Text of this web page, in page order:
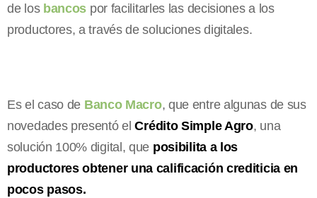
de los bancos por facilitarles las decisiones a los
productores, a través de soluciones digitales.
Es el caso de Banco Macro, que entre algunas de sus
novedades presentó el Crédito Simple Agro, una
solución 100% digital, que posibilita a los
productores obtener una calificación crediticia en
pocos pasos.